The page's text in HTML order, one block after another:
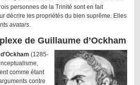
personnes de la Trinité sont en fait
décrire les propriétés du bien suprême. Elles
avatars.
de Guillaume d’Ockham
(1285-
comme étant
contre